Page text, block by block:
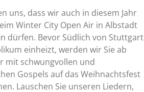
uns, dass wir auch in diesem Jahr
Winter City Open Air in Albstadt
dürfen. Bevor Südlich von Stuttgart
einheizt, werden wir Sie ab
mit schwungvollen und
Gospels auf das Weihnachtsfest
Lauschen Sie unseren Liedern,